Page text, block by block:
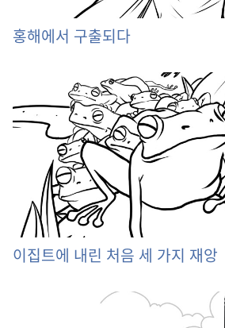
홍해에서 구출되다
이집트에 내린 처음 세 가지 재앙